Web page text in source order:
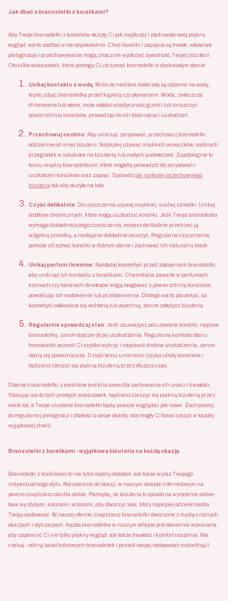
Jak dbać o bransoletki z koralikami?
Aby Twoje bransoletki z koralików służyły Ci jak najdłużej i zachowały swój piękny
wygląd, warto zadbać o nie odpowiednio. Choć koraliki i zapięcia są trwałe, właściwa
pielęgnacja i przechowywanie mogą znacznie wydłużyć żywotność Twojej biżuterii.
Oto kilka wskazówek, które pomogą Ci utrzymać bransoletki w doskonałym stanie:
Unikaj kontaktu z wodą: Mimo że niektóre materiały są odporne na wodę,
lepiej zdjąć bransoletkę przed kąpielą czy pływaniem. Woda, zwłaszcza
chlorowana lub słona, może osłabić elastyczność gumki lub zniszczyć
powierzchnię koralików, prowadząc do ich blaknięcia i uszkodzeń.
Przechowuj osobno: Aby uniknąć zarysowań, przechowuj bransoletki
oddzielnie od innej biżuterii. Najlepiej używać miękkich woreczków, osobnych
przegródek w szkatułce na biżuterię lub małych pudełeczek. Zapobiegnie to
tarciu między bransoletkami, które mogłoby prowadzić do zarysowań i
uszkodzeń koralików oraz zapięć. Sprawdź jak najlepiej przechowywać
biżuteriętak aby służyła na lata.
Czyść delikatnie: Do czyszczenia używaj miękkiej, suchej szmatki. Unikaj
środków chemicznych, które mogą uszkodzić koraliki. Jeśli Twoja bransoletka
wymaga dokładniejszego czyszczenia, możesz delikatnie przetrzeć ją
wilgotną szmatką, a następnie dokładnie osuszyć. Regularne czyszczenie
pomoże utrzymać koraliki w dobrym stanie i zachować ich naturalny blask.
Unikaj perfum i kremów: Nakładaj kosmetyki przed założeniem bransoletki,
aby uniknąć ich kontaktu z koralikami. Chemikalia zawarte w perfumach,
kremach czy lakierach do włosów mogą reagować z powierzchnią koralików,
powodując ich matowienie lub przebarwienia. Dlatego warto poczekać, aż
kosmetyki całkowicie się wchłoną lub wyschną, zanim założysz biżuterię.
Regularnie sprawdzaj stan: Jeśli zauważysz poluzowane koraliki, napraw
bransoletkę, zanim dojdzie do jej uszkodzenia. Regularna kontrola stanu
bransoletki pozwoli Ci szybko wykryć i naprawić drobne uszkodzenia, zanim
staną się poważniejsze. Dzięki temu unikniesz ryzyka utraty koralików i
będziesz cieszyć się piękną biżuterią przez dłuższy czas.
Dbanie o bransoletki z koralików jest kluczowe dla zachowania ich uroku i trwałości.
Stosując się do tych prostych wskazówek, będziesz cieszyć się piękną biżuterią przez
wiele lat, a Twoje ulubione bransoletki będą zawsze wyglądać jak nowe. Zachęcamy
do regularnej pielęgnacji i dbałości o swoje skarby, aby mogły Ci towarzyszyć w każdej
wyjątkowej chwili.
Bransoletki z koralikami - wyjątkowa biżuteria na każdą okazję
Bransoletki z koralikami to nie tylko modny dodatek, ale także wyraz Twojego
indywidualnego stylu. Niezależnie od okazji, w naszym sklepie internetowym na
pewno znajdziesz coś dla siebie. Pamiętaj, że biżuteria to sposób na wyrażenie siebie -
baw się stylami, kolorami i wzorami, aby stworzyć look, który najlepiej odzwierciedla
Twoją osobowość. W naszej ofercie znajdziesz bransoletki stworzone z myślą o różnych
okazjach i stylizacjach. Każda bransoletka w naszym sklepie jest starannie wykonana,
aby zapewnić Ci nie tylko piękny wygląd, ale także trwałość i komfort noszenia. Nie
czekaj - odkryj świat kolorowych bransoletek i pozwól swojej osobowości rozkwitnąć!